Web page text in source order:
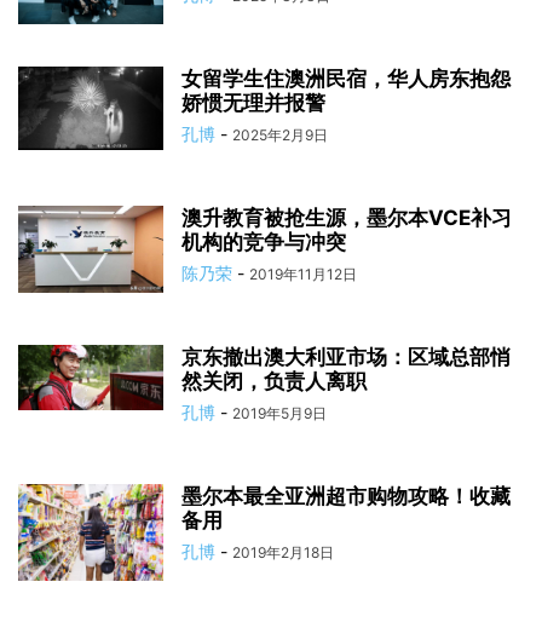
女留学生住澳洲民宿，华人房东抱怨
娇惯无理并报警
孔博 - 2025年2月9日
澳升教育被抢生源，墨尔本VCE补习
机构的竞争与冲突
陈乃荣 - 2019年11月12日
京东撤出澳大利亚市场：区域总部悄
然关闭，负责人离职
孔博 - 2019年5月9日
墨尔本最全亚洲超市购物攻略！收藏
备用
孔博 - 2019年2月18日